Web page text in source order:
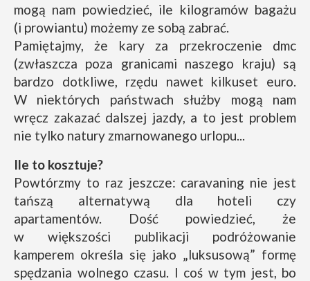
mogą nam powiedzieć, ile kilogramów bagażu
(i prowiantu) możemy ze sobą zabrać.
Pamiętajmy, że kary za przekroczenie dmc
(zwłaszcza poza granicami naszego kraju) są
bardzo dotkliwe, rzędu nawet kilkuset euro.
W niektórych państwach służby mogą nam
wręcz zakazać dalszej jazdy, a to jest problem
nie tylko natury zmarnowanego urlopu...
Ile to kosztuje?
Powtórzmy to raz jeszcze: caravaning nie jest
tańszą alternatywą dla hoteli czy
apartamentów. Dość powiedzieć, że
w większości publikacji podróżowanie
kamperem określa się jako „luksusową” formę
spędzania wolnego czasu. I coś w tym jest, bo